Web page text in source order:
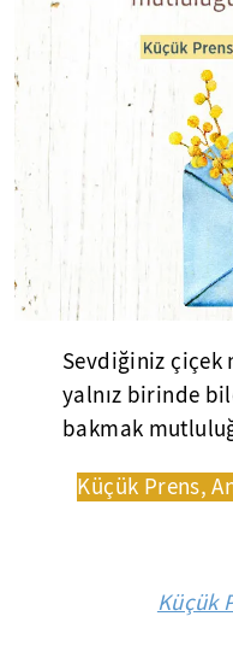
Sevdiğiniz çiçek
yalnız birinde
bakmak
Küçük Prens,
Küçük